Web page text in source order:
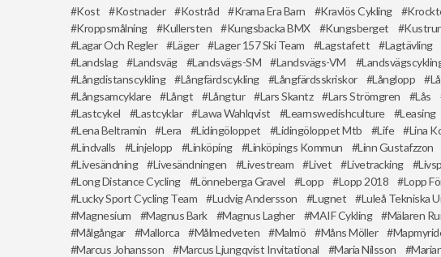
Kost
Kostnader Kostråd Krama Era Barn Kravlös Cykling
Kroppsmålning
Kullersten Kungsbacka BMX Kungsberget
Lagar Och Regler
Läger Lager 157 Ski Team Lagstafett Lagtävling
Landslag
Landsväg Landsvägs-SM Landsvägs-VM
Långdistanscykling
Långfärdscykling Långfärdsskriskor Långlopp
Långsamcyklare
Långt Långtur Lars Skantz Lars Strömgren Lås
Lastcykel
Lastcyklar Lawa Wahlqvist Learnswedishculture Leasing
Lena Beltramin
Lera Lidingöloppet Lidingöloppet Mtb Life Lina
Lindvalls
Linjelopp Linköping Linköpings Kommun Linn Gustafzzon
Livesändning
Livesändningen Livestream Livet Livetracking
Long Distance Cycling
Lönneberga Gravel Lopp Lopp 2018 Lopp
Lucky Sport Cycling Team
Ludvig Andersson Lugnet Luleå Tekniska
Magnesium
Magnus Bark Magnus Lagher MAIF Cykling Mälaren
Målgångar
Mallorca Målmedveten Malmö Måns Möller
Marcus Johansson
Marcus Ljungqvist Invitational Maria Nilsson